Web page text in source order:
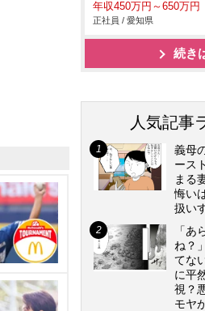
年収450万円～650万円
正社員 / 愛知県
続き
人気記事
義母
ース
まる
悔い
扱い
「あ
ね？
てな
に平
視？
モヤ